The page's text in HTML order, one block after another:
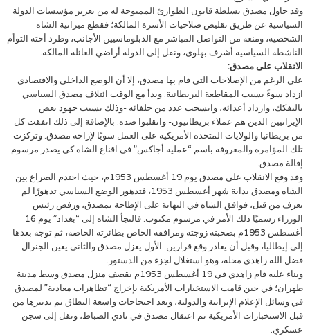
وقد حاول مصدق بسلطة قانون الطوارئ الممنوحة له من تعزيز مؤسسات الدولة
السياسية عن طريق تقليص صلاحيات الأسرة المالكة؛ فقطع ميزانية الشاه
الشخصية، ومنعه من التواصل المباشر مع الدبلوماسيين الأجانب، وطرد أخته التوأم
الناشطة السياسية أشرف بهلوی، ونقل إلى الدولة أراضي العائلة المالكة.
الانقلاب على مصدق:
على الرغم من الإصلاحات التي قام بها مصدق، إلا أن الوضع الداخلي والاقتصادي
ازداد سوءً بسبب المقاطعة البريطانية. وبدأ مع الوقت ائتلاف مصدق السياسي
بالتفكك، وازداد أعدائه، وانسحب عدد من حلفائه -وذلك بسبب جهود بعض
الإيرانيين الذين هم عملاء بريطانيون- وانقلبوا ضده. بالإضافة إلى ذلك اتفقت كل
من بريطانيا والولايات المتحدة الأمريكية على العمل سويًا لإزاحة مصدق. وتركزت
تلك المؤامرة والمعروفة باسم “عملية أجاكس” في اقناع الشاه كي يصدر مرسوم
إقالة مصدق.
وقد وقع الانقلاب على مصدق يوم 19 أغسطس 1953م، حيث احتدم الصراع بين
الشاه ومصدق بداية شهر أغسطس 1953، فتدهور الوضع السياسي تدهورًا لم
يعرف من قبل، فوافق الشاه في النهاية على الإطاحة بمصدق، ورفض رئيس
الوزراء رسميًا ذلك الأمر في مرسوم مكتوب. فالتجأ الشاه إلى “بغداد” يوم 16
أغسطس 1953م بصحبته زوجته ومرافقه الخاص بطائرته الخاصة، ثم توجه بعدها
إلى إيطاليا، وقبل أن يغادر وقع قرارين: الأول يعزل مصدق والثاني يعين الجنرال
فضل الله زاهدي محله، وهو استغلال لجزء من الدستور.
وبناء عليه قام زاهدي في 19 أغسطس 1953م بقصف منزل مصدق وسط مدينة
طهران؛ في حين قامت الاستخبارات الأمريكية بإخراج “تظاهرات معادية” لمصدق
في وسائل الإعلام الإيرانية والدولية، وبعد احتجاجات واسعة النطاق تم تدبيرها من
قبل الاستخبارات الأمريكية تم اعتقال مصدق في نادي الضباط، ونقل إلى سجن
عسكري.